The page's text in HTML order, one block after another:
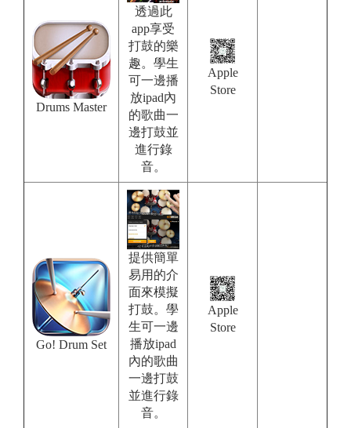
Drums Master
透過此
app享受
打鼓的樂
趣。學生
可一邊播
放ipad內
的歌曲一
邊打鼓並
進行錄
音。
Apple
Store
Go! Drum Set
提供簡單
易用的介
面來模擬
打鼓。學
生可一邊
播放ipad
內的歌曲
一邊打鼓
並進行錄
音。
Apple
Store